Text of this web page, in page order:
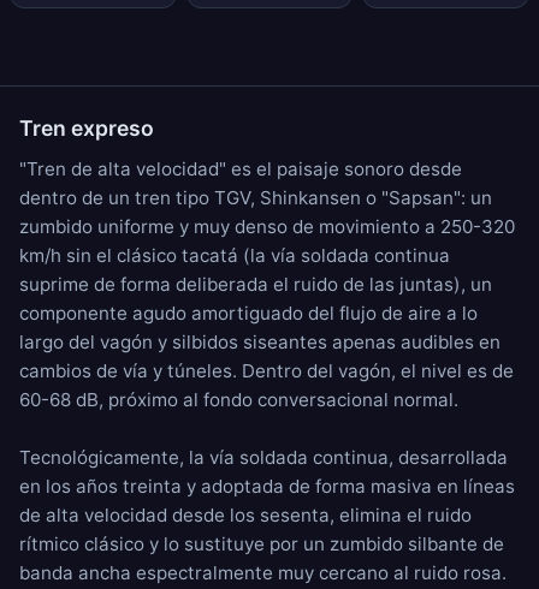
Tren expreso
"Tren de alta velocidad" es el paisaje sonoro desde
dentro de un tren tipo TGV, Shinkansen o "Sapsan": un
zumbido uniforme y muy denso de movimiento a 250-320
km/h sin el clásico tacatá (la vía soldada continua
suprime de forma deliberada el ruido de las juntas), un
componente agudo amortiguado del flujo de aire a lo
largo del vagón y silbidos siseantes apenas audibles en
cambios de vía y túneles. Dentro del vagón, el nivel es de
60-68 dB, próximo al fondo conversacional normal.
Tecnológicamente, la vía soldada continua, desarrollada
en los años treinta y adoptada de forma masiva en líneas
de alta velocidad desde los sesenta, elimina el ruido
rítmico clásico y lo sustituye por un zumbido silbante de
banda ancha espectralmente muy cercano al ruido rosa.